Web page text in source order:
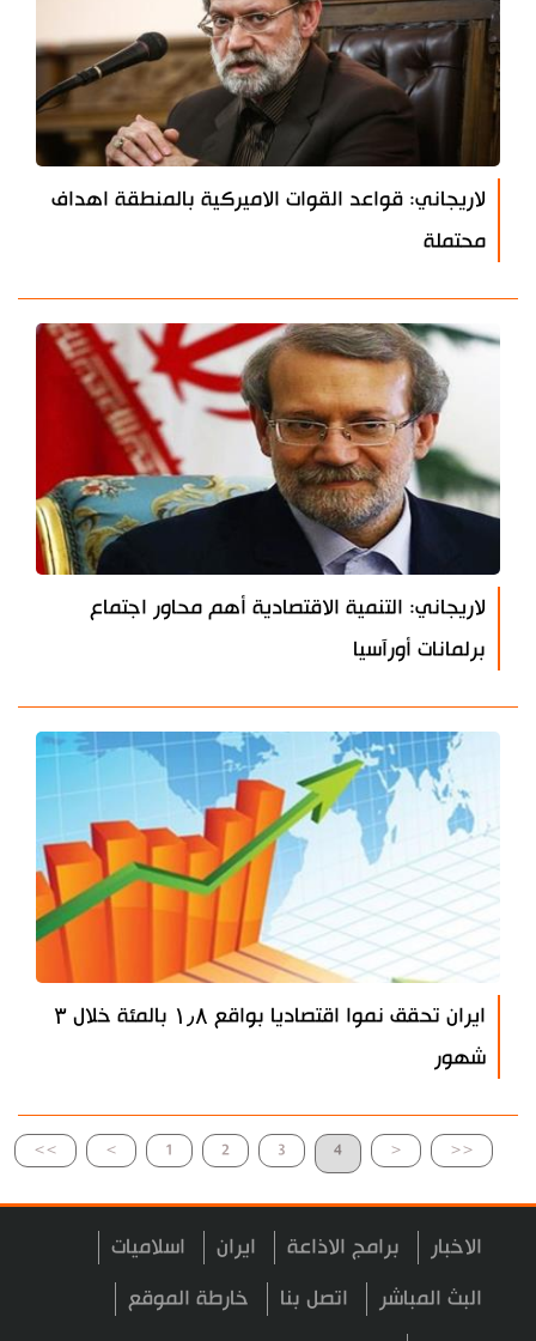
لاريجاني: قواعد القوات الاميركية بالمنطقة اهداف
محتملة
لاريجاني: التنمية الاقتصادية أهم محاور اجتماع
برلمانات أورآسيا
ايران تحقق نموا اقتصاديا بواقع ۱٫۸ بالمئة خلال ۳
شهور
>> > 1 2 3 4 < <<
الاخبار برامج الاذاعة ايران اسلاميات
البث المباشر اتصل بنا خارطة الموقع